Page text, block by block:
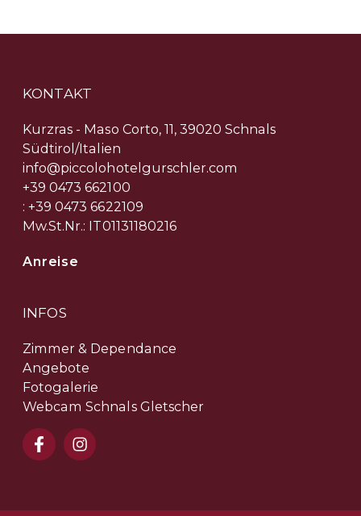
KONTAKT
Kurzras - Maso Corto, 11, 39020 Schnals
Südtirol/Italien
info@piccolohotelgurschler.com
+39 0473 662100
: +39 0473 6622109
Mw.St.Nr.: IT01131180216
Anreise
INFOS
Zimmer & Dependance
Angebote
Fotogalerie
Webcam Schnals Gletscher